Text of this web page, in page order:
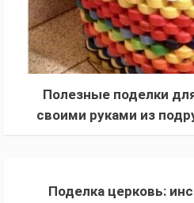
Полезные поделки
своими руками из
Поделка церковь: